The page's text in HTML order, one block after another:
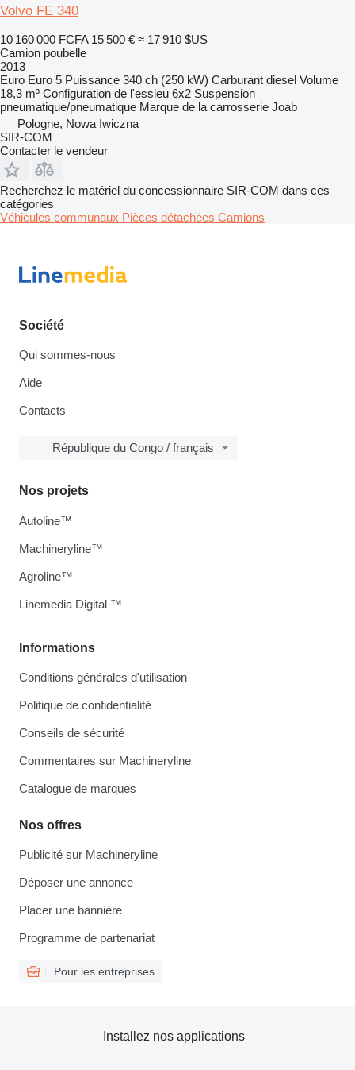
Volvo FE 340
10 160 000 FCFA 15 500 € ≈ 17 910 $US
Camion poubelle
2013
Euro Euro 5 Puissance 340 ch (250 kW) Carburant diesel Volume
18,3 m³ Configuration de l'essieu 6x2 Suspension
pneumatique/pneumatique Marque de la carrosserie Joab
Pologne, Nowa Iwiczna
SIR-COM
Contacter le vendeur
Recherchez le matériel du concessionnaire SIR-COM dans ces
catégories
Véhicules communaux Pièces détachées Camions
Société
Qui sommes-nous
Aide
Contacts
République du Congo / français
Informations
Conditions générales d'utilisation
Politique de confidentialité
Conseils de sécurité
Commentaires sur Machineryline
Catalogue de marques
Nos offres
Publicité sur Machineryline
Déposer une annonce
Placer une bannière
Programme de partenariat
Pour les entreprises
Nos projets
Autoline™
Machineryline™
Agroline™
Linemedia Digital ™
Installez nos applications